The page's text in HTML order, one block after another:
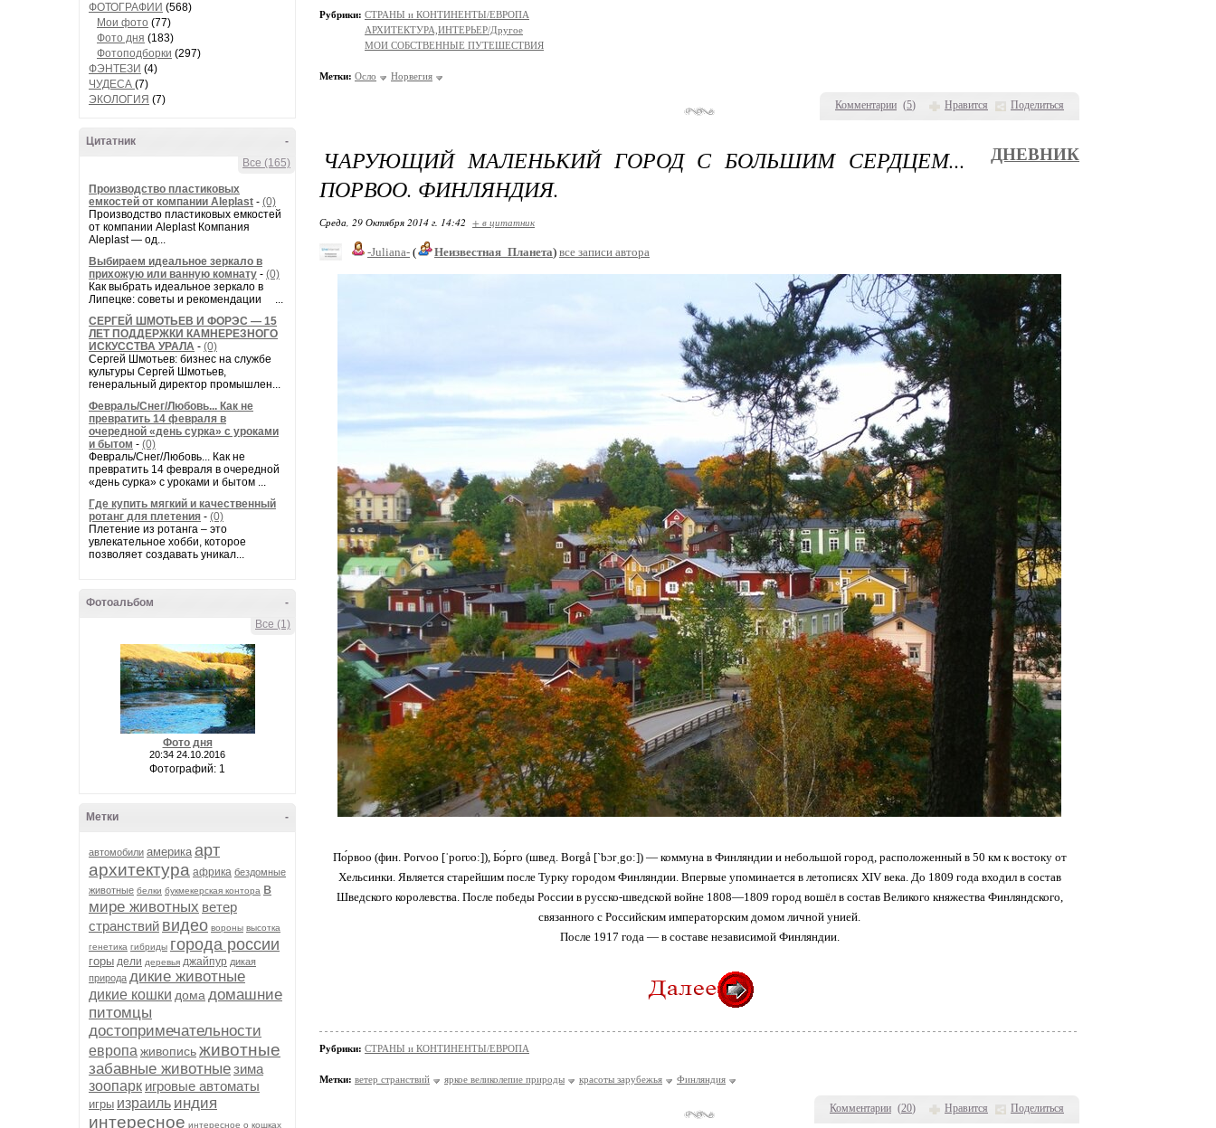
ФОТОГРАФИИ (568)
Мои фото (77)
Фото дня (183)
Фотоподборки (297)
ФЭНТЕЗИ (4)
ЧУДЕСА (7)
ЭКОЛОГИЯ (7)
-
Цитатник
Все (165)
Производство пластиковых
емкостей от компании Aleplast - (0)
Производство пластиковых емкостей
от компании Aleplast Компания
Aleplast — од...
Выбираем идеальное зеркало в
прихожую или ванную комнату - (0)
Как выбрать идеальное зеркало в
Липецке: советы и рекомендации ...
СЕРГЕЙ ШМОТЬЕВ И ФОРЭС — 15
ЛЕТ ПОДДЕРЖКИ КАМНЕРЕЗНОГО
ИСКУССТВА УРАЛА - (0)
Сергей Шмотьев: бизнес на службе
культуры Сергей Шмотьев,
генеральный директор промышлен...
Февраль/Снег/Любовь... Как не
превратить 14 февраля в
очередной «день сурка» с уроками
и бытом - (0)
Февраль/Снег/Любовь... Как не
превратить 14 февраля в очередной
«день сурка» с уроками и бытом ...
Где купить мягкий и качественный
ротанг для плетения - (0)
Плетение из ротанга – это
увлекательное хобби, которое
позволяет создавать уникал...
-
Фотоальбом
Все (1)
Фото дня
20:34 24.10.2016
Фотографий: 1
-
Метки
автомобили америка арт
архитектура африка бездомные
животные белки букмекерская контора в
мире животных ветер
странствий видео вороны высотка
генетика гибриды города россии
горы дели деревья джайпур дикая
природа дикие животные
дикие кошки дома домашние
питомцы
достопримечательности
европа живописьживотные
забавные животныезима
зоопарк игровые автоматы
игры израиль индия
интересное интересное о кошках
Комментарии (5) Нравится Поделиться
Рубрики: СТРАНЫ и КОНТИНЕНТЫ/ЕВРОПА
АРХИТЕКТУРА,ИНТЕРЬЕР/Другое
МОИ СОБСТВЕННЫЕ ПУТЕШЕСТВИЯ
Метки: Осло Норвегия
Комментарии (20) Нравится Поделиться
ЧАРУЮЩИЙ МАЛЕНЬКИЙ ГОРОД С БОЛЬШИМ СЕРДЦЕМ...
ПОРВОО. ФИНЛЯНДИЯ.
ДНЕВНИК
Среда, 29 Октября 2014 г. 14:42 + в цитатник
-Juliana- ( Неизвестная_Планета) все записи автора
По́рвоо (фин. Porvoo [ˈporʋoː]), Бо́рго (швед. Borgå [`bɔrˌgoː]) — коммуна в Финляндии и небольшой город, расположенный в 50 км к востоку от
Хельсинки. Является старейшим после Турку городом Финляндии. Впервые упоминается в летописях XIV века. До 1809 года входил в состав
Шведского королевства. После победы России в русско-шведской войне 1808—1809 город вошёл в состав Великого княжества Финляндского,
связанного с Российским императорским домом личной унией.
После 1917 года — в составе независимой Финляндии.
Рубрики: СТРАНЫ и КОНТИНЕНТЫ/ЕВРОПА
Метки: ветер странствий яркое великолепие природы красоты зарубежья Финляндия